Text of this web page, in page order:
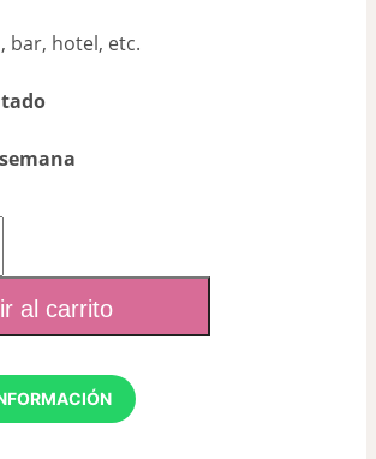
bar, hotel, etc.
al carrito